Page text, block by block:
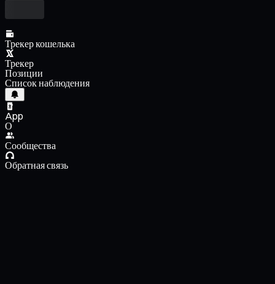
Трекер кошелька
Трекер
Позиции
Список наблюдения
App
О
Сообщества
Обратная связь